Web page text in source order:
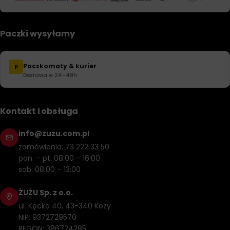
Paczki wysyłamy
P Paczkomaty & kurier
Dostawa w 24–48h
Kontakt i obsługa
info@zuzu.com.pl
zamówienia: 73 222 33 50
pon. – pt. 08:00 – 16:00
sob. 08:00 – 13:00
ŻUŻU Sp. z o.o.
ul. Kęcka 40, 43-340 Kozy
NIP: 9372729570